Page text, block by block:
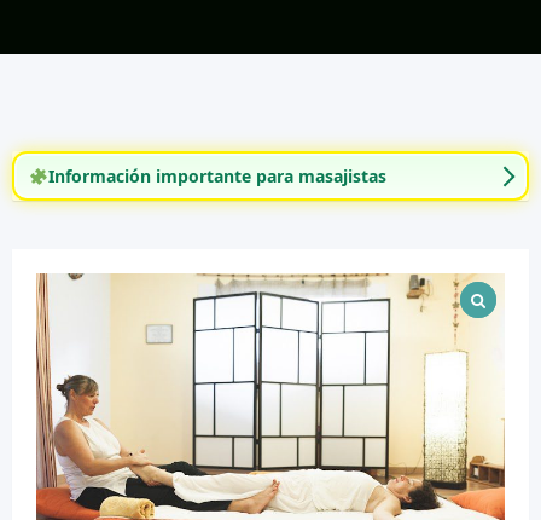
Información importante para masajistas